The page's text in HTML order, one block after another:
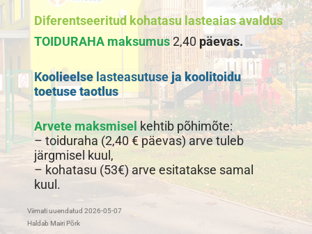
Diferentseeritud kohatasu lasteaias avaldus
TOIDURAHA maksumus2,40 päevas.
Koolieelse lasteasutuse ja koolitoidu
toetuse taotlus
Arvete maksmisel kehtib põhimõte:
– toiduraha (2,40 € päevas) arve tuleb
järgmisel kuul,
– kohatasu (53€) arve esitatakse samal
kuul.
Viimati uuendatud 2026-05-07
Haldab Mairi Põrk